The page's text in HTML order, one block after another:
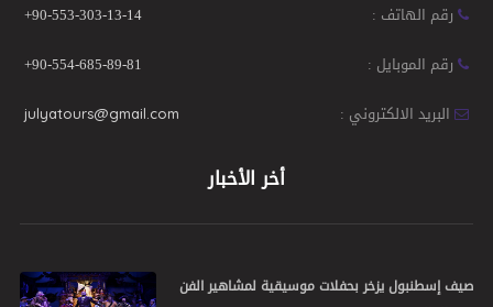
رقم الهاتف :
+90-553-303-13-14
رقم الموبايل :
+90-554-685-89-81
البريد الالكتروني :
julyatours@gmail.com
أخر الأخبار
صيف إسطنبول يزخر بحفلات موسيقية لمشاهير الفن